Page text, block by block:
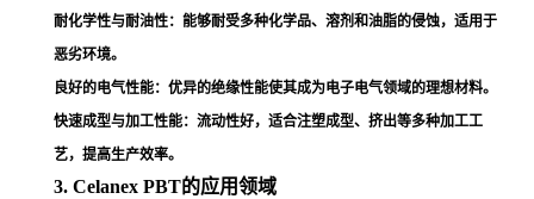
耐化学性与耐油性：能够耐受多种化学品、溶剂和油脂的侵蚀，适用于
恶劣环境。
良好的电气性能：优异的绝缘性能使其成为电子电气领域的理想材料。
快速成型与加工性能：流动性好，适合注塑成型、挤出等多种加工工
艺，提高生产效率。
3. Celanex PBT的应用领域